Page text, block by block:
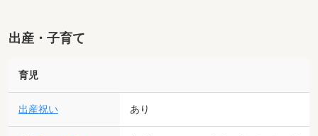
出産・子育て
育児
出産祝い あり